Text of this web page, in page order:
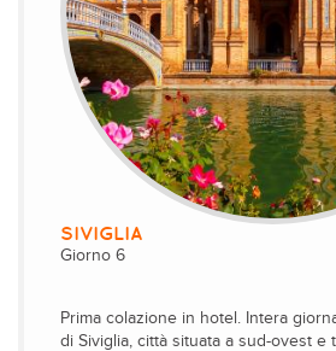
SIVIGLIA
Giorno 6
Prima colazione in hotel. Intera
di Siviglia, città situata a sud-ovest e